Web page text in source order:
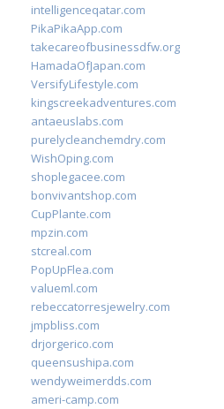
intelligenceqatar.com
PikaPikaApp.com
takecareofbusinessdfw.org
HamadaOfJapan.com
VersifyLifestyle.com
kingscreekadventures.com
antaeuslabs.com
purelycleanchemdry.com
WishOping.com
shoplegacee.com
bonvivantshop.com
CupPlante.com
mpzin.com
stcreal.com
PopUpFlea.com
valueml.com
rebeccatorresjewelry.com
jmpbliss.com
drjorgerico.com
queensushipa.com
wendyweimerdds.com
ameri-camp.com